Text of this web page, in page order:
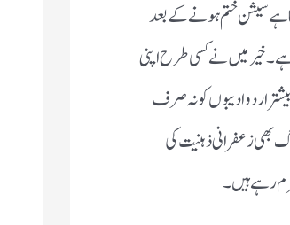
ہے سیشن ختم ہونے کے بعد
۔خیر میں نے کسی طرح اپنی
اردو ادیبوں کو نہ صرف
بھی زعفرانی ذہنیت کی
رہے ہیں ۔